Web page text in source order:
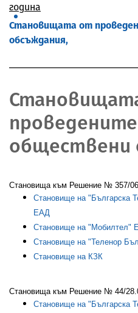
година
Становищата от
обсъждания,
проведените
обществени
Становища към Решение № 357/
Становище на "Българска
ЕАД
Становище на "Мобилтел"
Становище на "Теленор
Становище на КЗК
Становища към Решение № 44/
Становище на "Българска